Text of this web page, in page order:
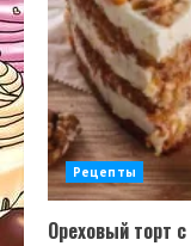
Рецепты
Ореховый торт